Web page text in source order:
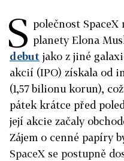
S polečnost SpaceX
planety Elona
debut jako z jiné
akcií (IPO) získala od
(1,57 bilionu korun),
pátek krátce před
její akcie začaly
Zájem o cenné papíry
SpaceX se postupně